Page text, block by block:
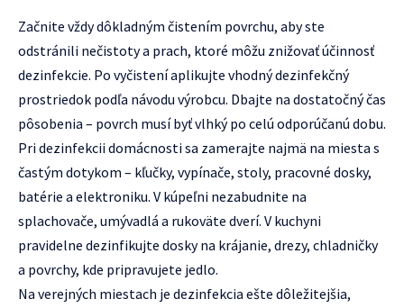
Začnite vždy dôkladným čistením povrchu, aby ste
odstránili nečistoty a prach, ktoré môžu znižovať účinnosť
dezinfekcie. Po vyčistení aplikujte vhodný dezinfekčný
prostriedok podľa návodu výrobcu. Dbajte na dostatočný čas
pôsobenia – povrch musí byť vlhký po celú odporúčanú dobu.
Pri dezinfekcii domácnosti sa zamerajte najmä na miesta s
častým dotykom – kľučky, vypínače, stoly, pracovné dosky,
batérie a elektroniku. V kúpeľni nezabudnite na
splachovače, umývadlá a rukoväte dverí. V kuchyni
pravidelne dezinfikujte dosky na krájanie, drezy, chladničky
a povrchy, kde pripravujete jedlo.
Na verejných miestach je dezinfekcia ešte dôležitejšia,